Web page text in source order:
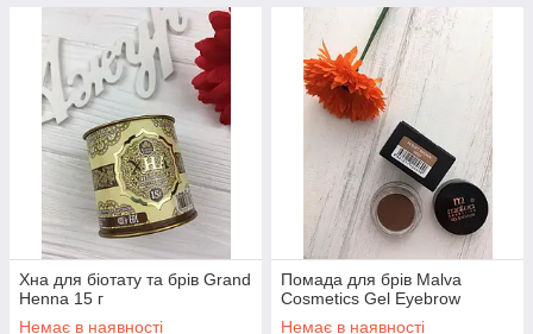
Хна для біотату та брів Grand
Henna 15 г
Немає в наявності
Помада для брів Malva
Cosmetics Gel Eyebrow
Немає в наявності